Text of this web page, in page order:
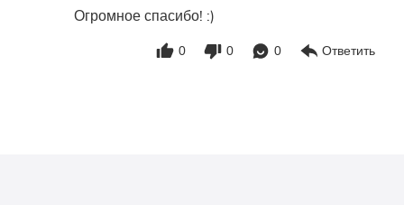
Огромное спасибо! :)
0 0 0 Ответить